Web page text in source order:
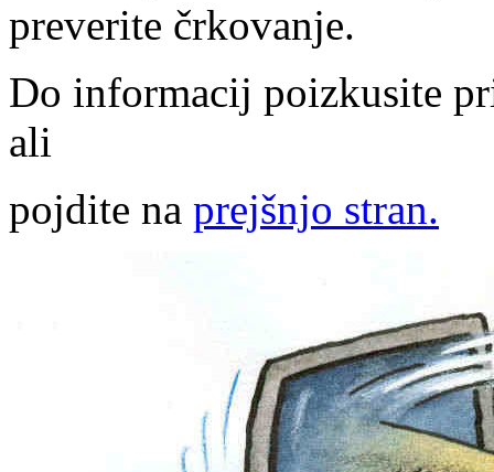
preverite črkovanje.
Do informacij poizkusite
ali
pojdite na prejšnjo stran.